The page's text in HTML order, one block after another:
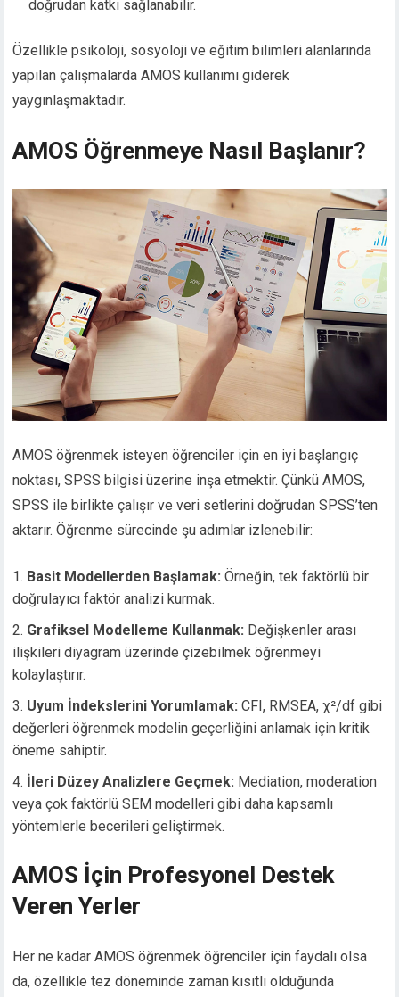
doğrudan katkı sağlanabilir.
Özellikle psikoloji, sosyoloji ve eğitim bilimleri alanlarında
yapılan çalışmalarda AMOS kullanımı giderek
yaygınlaşmaktadır.
AMOS Öğrenmeye Nasıl Başlanır?
AMOS öğrenmek isteyen öğrenciler için en iyi başlangıç
noktası, SPSS bilgisi üzerine inşa etmektir. Çünkü AMOS,
SPSS ile birlikte çalışır ve veri setlerini doğrudan SPSS’ten
aktarır. Öğrenme sürecinde şu adımlar izlenebilir:
Basit Modellerden Başlamak: Örneğin, tek faktörlü bir
doğrulayıcı faktör analizi kurmak.
Grafiksel Modelleme Kullanmak: Değişkenler arası
ilişkileri diyagram üzerinde çizebilmek öğrenmeyi
kolaylaştırır.
Uyum İndekslerini Yorumlamak: CFI, RMSEA, χ²/df gibi
değerleri öğrenmek modelin geçerliğini anlamak için kritik
öneme sahiptir.
İleri Düzey Analizlere Geçmek: Mediation, moderation
veya çok faktörlü SEM modelleri gibi daha kapsamlı
yöntemlerle becerileri geliştirmek.
AMOS İçin Profesyonel Destek
Veren Yerler
Her ne kadar AMOS öğrenmek öğrenciler için faydalı olsa
da, özellikle tez döneminde zaman kısıtlı olduğunda